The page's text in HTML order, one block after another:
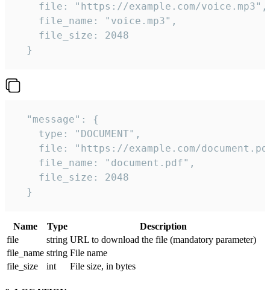
    file: "https://example.com/voice.mp3",
    file_name: "voice.mp3",
    file_size: 2048
  }
  "message": {
    type: "DOCUMENT",
file: "https://example.com/
    file_name: "document.pdf",
    file_size: 2048
  }
Name Type
Description
file
string URL to download the file (mandatory parameter)
file_name string File name
file_size
int File size, in bytes